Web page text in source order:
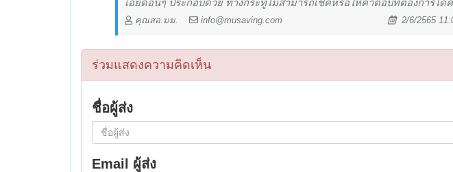
เอียดอื่นๆ ประกอบด้วย ทางกระทู้ไม่สามารถเช็คหรือให้คำตอบที่ต้องการได้
คุณสอ.มม. info@musaving.com 2/6/2565
ร่วมแสดงความคิดเห็น
ชื่อผู้ส่ง
Email ผู้ส่ง